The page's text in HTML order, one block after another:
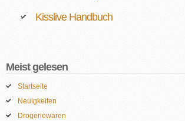
Kisslive Handbuch
Meist gelesen
Startseite
Neuigkeiten
Drogeriewaren